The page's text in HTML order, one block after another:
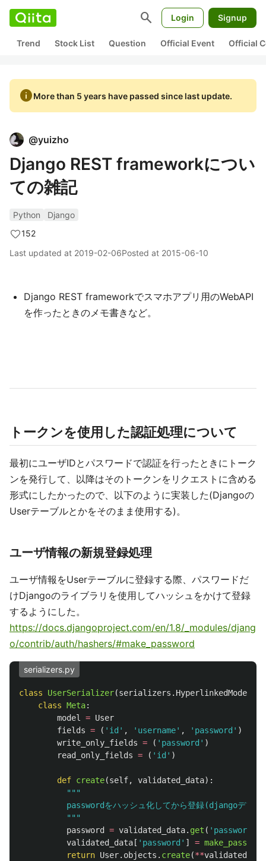
search Login Signup
Trend Stock List Question Official Event Official
infoMore than 5 years have passed since last update.
@yuizho
Django REST frameworkについ
ての雑記
Python
Django
152
Last updated at 2019-02-06Posted at 2015-06-10
Django REST frameworkでスマホアプリ用のWebAPI
を作ったときのメモ書きなど。
トークンを使用した認証処理について
最初にユーザIDとパスワードで認証を行ったときにトーク
ンを発行して、以降はそのトークンをリクエストに含める
形式にしたかったので、以下のように実装した(Djangoの
Userテーブルとかをそのまま使用する)。
ユーザ情報の新規登録処理
ユーザ情報をUserテーブルに登録する際、パスワードだ
けDjangoのライブラリを使用してハッシュをかけて登録
するようにした。
https://docs.djangoproject.com/en/1.8/_modules/djang
o/contrib/auth/hashers/#make_password
serializers.py
class UserSerializer(serializers .
class Meta:
model
= User
fields = ( ' id ' , ' username' , ' password ' )
write_only_fields = ( ' password ' )
read_only_fields = ( ' id ' )
def create(self, validated_data):
"""
passwordをハッシュ化してから登録(djangoデフォ
"""
password
= validated_data. get ( ' password
validated_data [ ' password ' ] = make_password
return User. objects . create(**